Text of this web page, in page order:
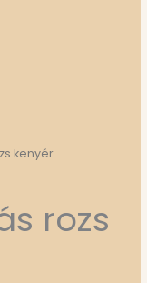
kenyér
rozs